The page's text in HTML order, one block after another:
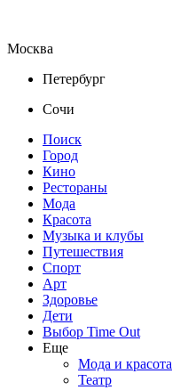
Москва
Петербург
Сочи
Поиск
Город
Кино
Рестораны
Мода
Красота
Музыка и клубы
Путешествия
Спорт
Арт
Здоровье
Дети
Выбор Time Out
Еще
Мода и красота
Театр